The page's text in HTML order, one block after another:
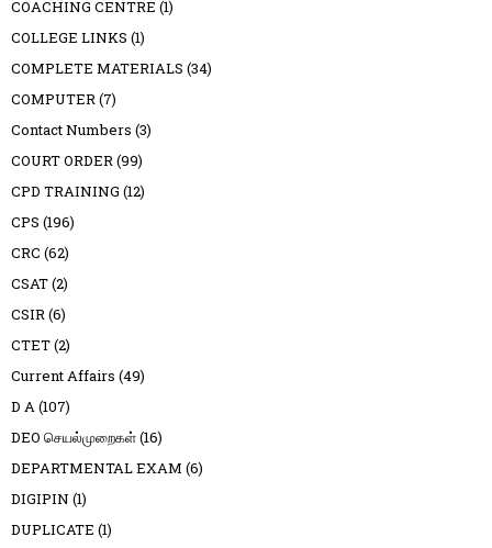
COACHING CENTRE (1)
COLLEGE LINKS (1)
COMPLETE MATERIALS (34)
COMPUTER (7)
Contact Numbers (3)
COURT ORDER (99)
CPD TRAINING (12)
CPS (196)
CRC (62)
CSAT(2)
CSIR (6)
CTET(2)
Current Affairs (49)
D A (107)
DEO செயல்முறைகள்(16)
DEPARTMENTAL EXAM (6)
DIGIPIN (1)
DUPLICATE (1)